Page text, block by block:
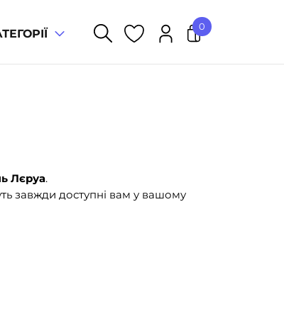
0
У кошику немає товарів.
Лєруа.
завжди доступні вам у вашому